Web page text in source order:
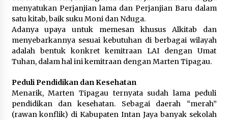
menyatukan Perjanjian lama dan Perjanjian Baru dalam
satu kitab, baik suku Moni dan Nduga.
Adanya upaya untuk memesan khusus Alkitab dan
menyebarkannya sesuai kebutuhan di berbagai wilayah
adalah bentuk konkret kemitraan LAI dengan Umat
Tuhan, dalam hal ini kemitraan dengan Marten Tipagau.
Peduli Pendidikan dan Kesehatan
Menarik, Marten Tipagau ternyata sudah lama peduli
pendidikan dan kesehatan. Sebagai daerah “merah”
(rawan konflik) di Kabupaten Intan Jaya banyak sekolah